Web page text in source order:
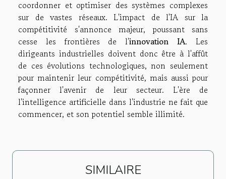
coordonner et optimiser des systèmes complexes
sur de vastes réseaux. L'impact de l'IA sur la
compétitivité s'annonce majeur, poussant sans
cesse les frontières de l'innovation IA. Les
dirigeants industrielles doivent donc être à l'affût
de ces évolutions technologiques, non seulement
pour maintenir leur compétitivité, mais aussi pour
façonner l'avenir de leur secteur. L'ère de
l'intelligence artificielle dans l'industrie ne fait que
commencer, et son potentiel semble illimité.
SIMILAIRE